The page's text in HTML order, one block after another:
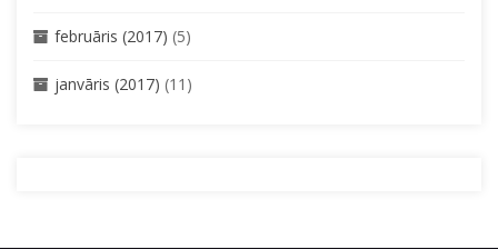
februāris (2017) (5)
janvāris (2017) (11)